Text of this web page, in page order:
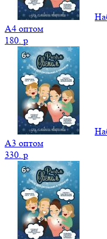
А4 оптом
180. p
А3 оптом
330. p